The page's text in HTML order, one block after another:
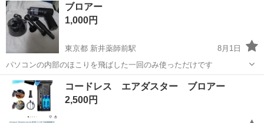
ブロアー
1,000円
東京都 新井薬師前駅
8月1日
パソコンの内部のほこりを飛ばした一回のみ使っただけです
東京 中野区 新井薬師前駅 その他
コードレス エアダスター ブロアー
2,500円